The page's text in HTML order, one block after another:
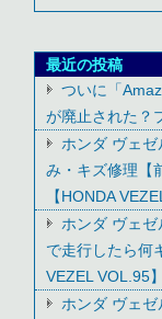
最近の投稿
ついに「
が廃止された？
ホンダ ヴェ
み・キズ修理【
【HONDA
ホンダ ヴェゼ
で走行したら何
VEZEL VOL.95】
ホンダ ヴェ